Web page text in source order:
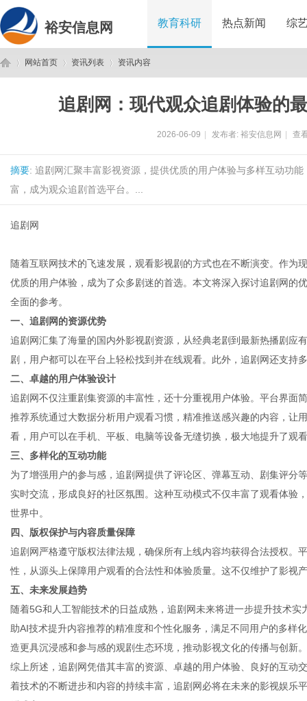
裕安信息网 教育科研 热点新闻 综
网站首页 资讯列表 资讯内容
追剧网：现代观众追剧体验的
2026-06-09 发布者: 裕安信息网 查
摘要: 追剧网汇聚丰富影视资源，提供优质的用户体验与多样互动功
富，成为观众追剧首选平台。...
追剧网
随着互联网技术的飞速发展，观看影视剧的方式也在不断演变。作为
优质的用户体验，成为了众多剧迷的首选。本文将深入探讨追剧网的
全面的参考。
一、追剧网的资源优势
追剧网汇集了海量的国内外影视剧资源，从经典老剧到最新热播剧应
剧，用户都可以在平台上轻松找到并在线观看。此外，追剧网还支持
二、卓越的用户体验设计
追剧网不仅注重剧集资源的丰富性，还十分重视用户体验。平台界面
推荐系统通过大数据分析用户观看习惯，精准推送感兴趣的内容，让
看，用户可以在手机、平板、电脑等设备无缝切换，极大地提升了观
三、多样化的互动功能
为了增强用户的参与感，追剧网提供了评论区、弹幕互动、剧集评分
实时交流，形成良好的社区氛围。这种互动模式不仅丰富了观看体验
世界中。
四、版权保护与内容质量保障
追剧网严格遵守版权法律法规，确保所有上线内容均获得合法授权。
性，从源头上保障用户观看的合法性和体验质量。这不仅维护了影视
五、未来发展趋势
随着5G和人工智能技术的日益成熟，追剧网未来将进一步提升技术
助AI技术提升内容推荐的精准度和个性化服务，满足不同用户的多样
造更具沉浸感和参与感的观剧生态环境，推动影视文化的传播与创新。
综上所述，追剧网凭借其丰富的资源、卓越的用户体验、良好的互动
着技术的不断进步和内容的持续丰富，追剧网必将在未来的影视娱乐